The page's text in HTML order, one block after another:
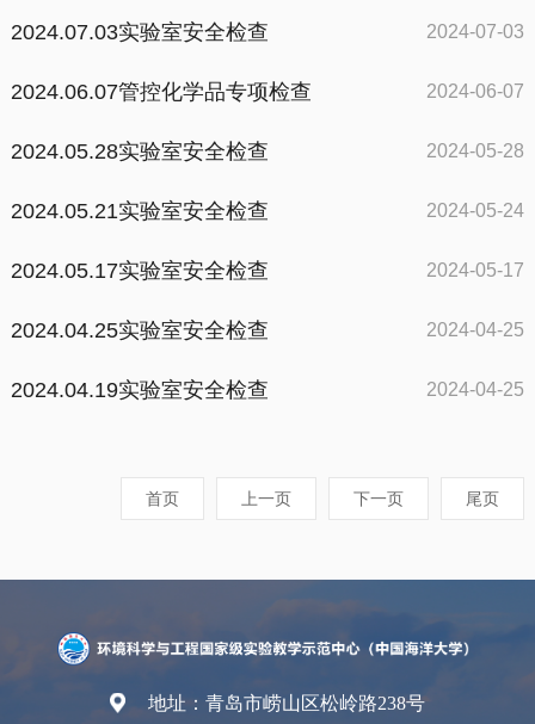
2024.07.03实验室安全检查 2024-07-03
2024.06.07管控化学品专项检查 2024-06-07
2024.05.28实验室安全检查 2024-05-28
2024.05.21实验室安全检查 2024-05-24
2024.05.17实验室安全检查 2024-05-17
2024.04.25实验室安全检查 2024-04-25
2024.04.19实验室安全检查 2024-04-25
首页 上一页 下一页 尾页
地址：青岛市崂山区松岭路238号